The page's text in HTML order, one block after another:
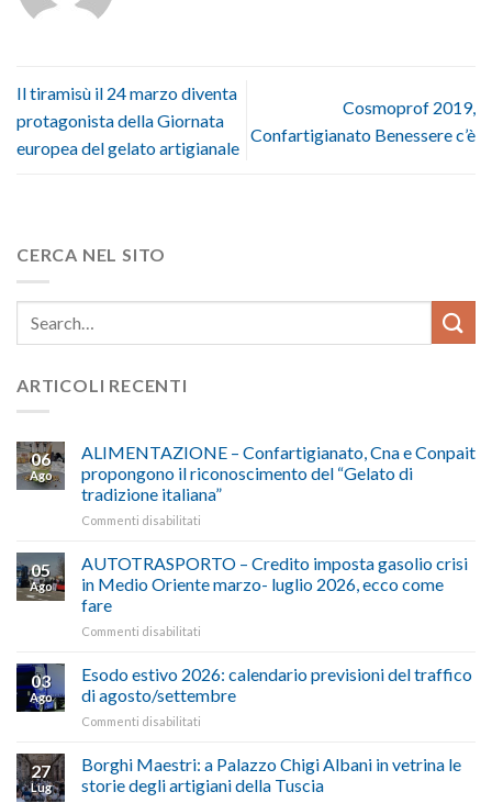
Il tiramisù il 24 marzo diventa
protagonista della Giornata
europea del gelato artigianale
Cosmoprof 2019,
Confartigianato Benessere c’è
CERCA NEL SITO
ARTICOLI RECENTI
06
Ago
ALIMENTAZIONE – Confartigianato, Cna e Conpait
propongono il riconoscimento del “Gelato di
tradizione italiana”
Commenti disabilitati
–
Cna
il
riconoscimento
del
tradizione
italiana”
05
Ago
AUTOTRASPORTO – Credito imposta gasolio crisi
in Medio Oriente marzo- luglio 2026, ecco come
fare
Commenti disabilitati
–
imposta
in
Medio
Oriente
03
Ago
Esodo estivo 2026: calendario previsioni del traffico
di agosto/settembre
Commenti disabilitati
estivo
calendario
27
Lug
Borghi Maestri: a Palazzo Chigi Albani in vetrina le
storie degli artigiani della Tuscia